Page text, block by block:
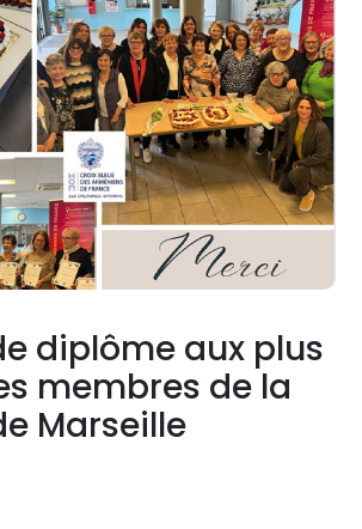
diplôme aux plus
membres de la
Marseille